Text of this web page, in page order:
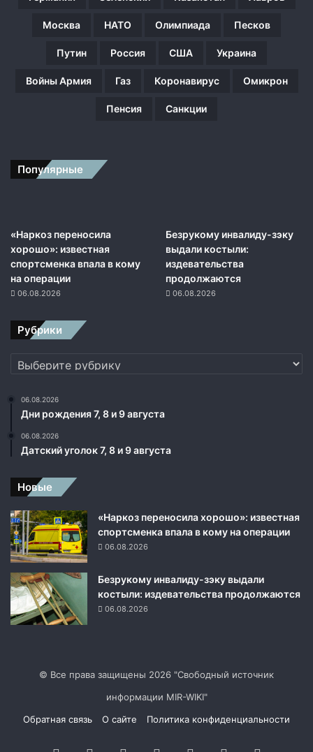
Москва НАТО Олимпиада Песков
Путин Россия США Украина
Войны Армия Газ Коронавирус Омикрон
Пенсия Санкции
Популярные
«Наркоз переносила
хорошо»: известная
спортсменка впала в кому
на операции
06.08.2026
Безрукому инвалиду-зэку
выдали костыли:
издевательства
продолжаются
06.08.2026
Рубрики
Рубрики
06.08.2026
Дни рождения 7, 8 и 9 августа
06.08.2026
Датский уголок 7, 8 и 9 августа
Новые
«Наркоз переносила хорошо»: известная
спортсменка впала в кому на операции
06.08.2026
Безрукому инвалиду-зэку выдали
костыли: издевательства продолжаются
06.08.2026
© Все права защищены 2026 "Свободный источник
информации MIR-WIKI"
Обратная связь
О сайте Политика конфиденциальности